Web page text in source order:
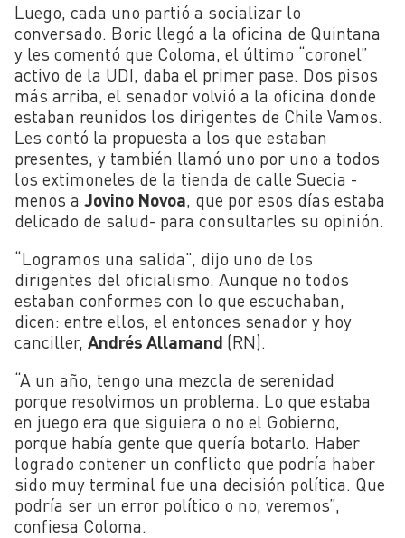
Luego, cada uno partió a socializar lo
conversado. Boric llegó a la oficina de Quintana
y les comentó que Coloma, el último “coronel”
activo de la UDI, daba el primer pase. Dos pisos
más arriba, el senador volvió a la oficina donde
estaban reunidos los dirigentes de Chile Vamos.
Les contó la propuesta a los que estaban
presentes, y también llamó uno por uno a todos
los extimoneles de la tienda de calle Suecia -
menos a Jovino Novoa, que por esos días estaba
delicado de salud- para consultarles su opinión.
“Logramos una salida”, dijo uno de los
dirigentes del oficialismo. Aunque no todos
estaban conformes con lo que escuchaban,
dicen: entre ellos, el entonces senador y hoy
canciller, Andrés Allamand (RN).
“A un año, tengo una mezcla de serenidad
porque resolvimos un problema. Lo que estaba
en juego era que siguiera o no el Gobierno,
porque había gente que quería botarlo. Haber
logrado contener un conflicto que podría haber
sido muy terminal fue una decisión política. Que
podría ser un error político o no, veremos”,
confiesa Coloma.